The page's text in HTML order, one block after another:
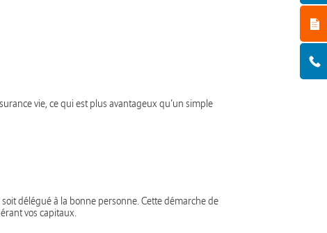
vie, ce qui est plus avantageux qu’un simple
délégué à la bonne personne. Cette démarche de
vos capitaux.